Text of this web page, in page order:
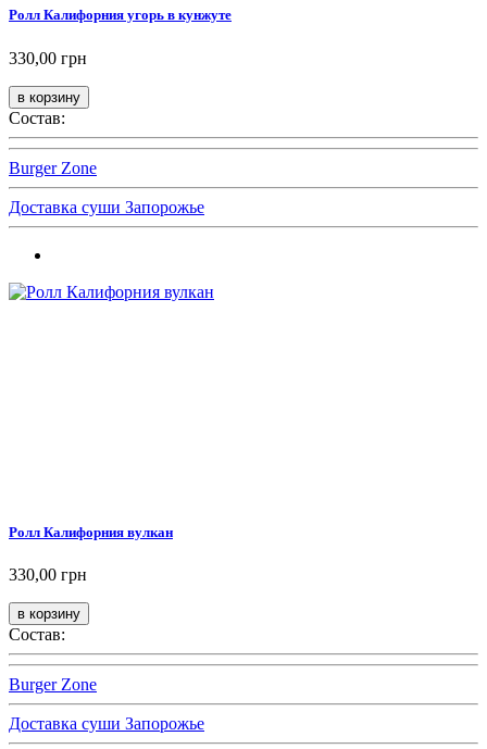
Ролл Калифорния угорь в кунжуте
330,00 грн
Состав:
Burger Zone
Доставка суши Запорожье
Ролл Калифорния вулкан
330,00 грн
Состав:
Burger Zone
Доставка суши Запорожье